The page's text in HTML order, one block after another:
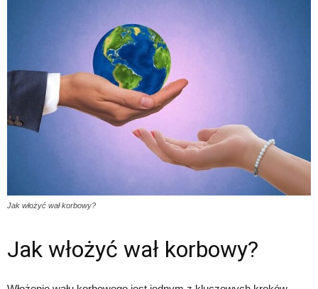
Jak włożyć wał korbowy?
Jak włożyć wał korbowy?